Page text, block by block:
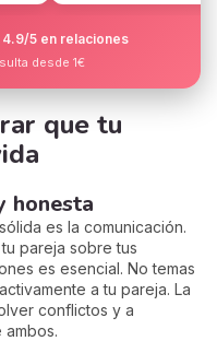
4.9/5 en relaciones
desde 1€
que tu
honesta
es la comunicación.
pareja sobre tus
es esencial. No temas
a tu pareja. La
conflictos y a